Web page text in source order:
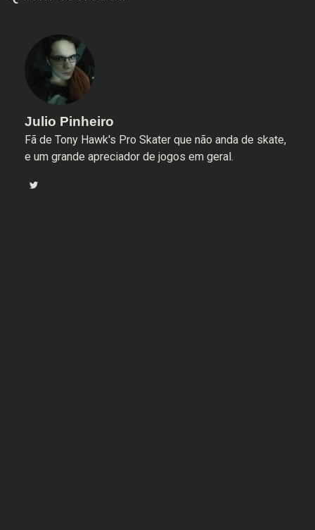
Julio Pinheiro
Fã de Tony Hawk's Pro Skater que não anda de skate,
e um grande apreciador de jogos em geral.